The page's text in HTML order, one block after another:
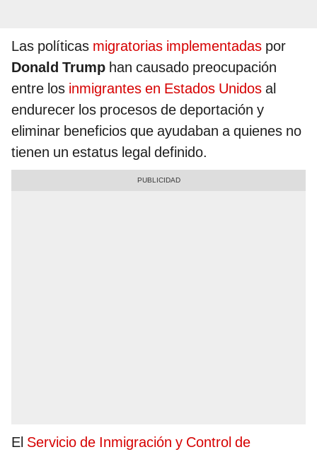
Las políticas migratorias implementadas por
Donald Trump han causado preocupación
entre los inmigrantes en Estados Unidos al
endurecer los procesos de deportación y
eliminar beneficios que ayudaban a quienes no
tienen un estatus legal definido.
El Servicio de Inmigración y Control de